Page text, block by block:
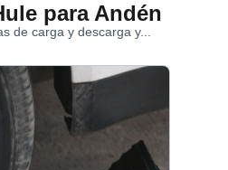
para Andén
de carga y descarga y...